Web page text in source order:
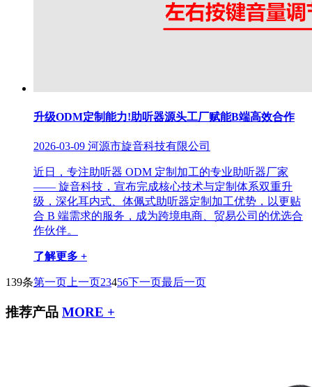
升级ODM定制能力!助听器源头工厂赋能B端高效合作
2026-03-09 河源市旋音科技有限公司
近日，专注助听器 ODM 定制加工的专业助听器厂家
—— 旋音科技，宣布完成核心技术与定制体系双重升
级，深化耳内式、体佩式助听器定制加工优势，以更贴
合 B 端需求的服务，成为跨境电商、贸易公司的优选合
作伙伴。
了解更多 +
139条第一页 上一页23456下一页最后一页
推荐产品 MORE +